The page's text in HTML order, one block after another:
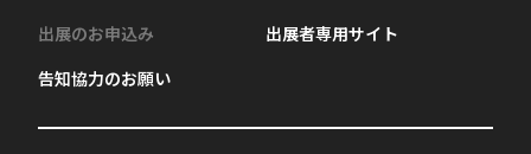
出展のお申込み
告知協力のお願い
出展者専用サイト